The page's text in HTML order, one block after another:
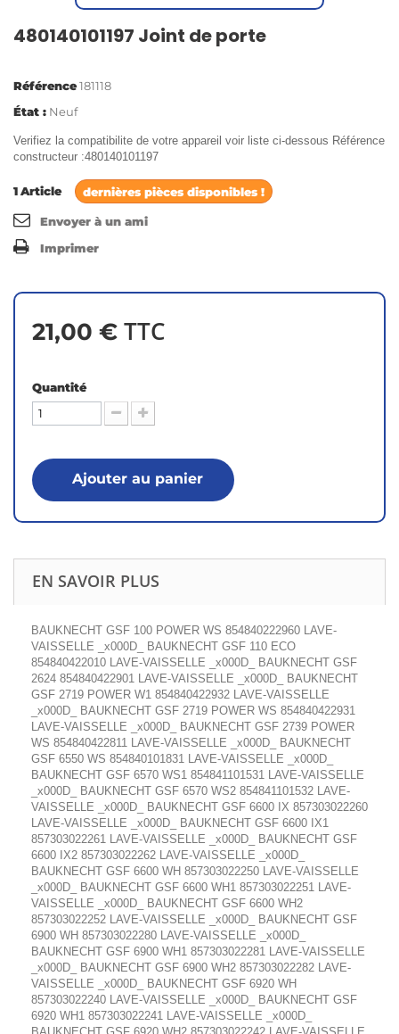
480140101197 Joint de porte
Référence181118
État : Neuf
Verifiez la compatibilite de votre appareil voir liste ci-dessous Référence
constructeur :480140101197
1Article dernières pièces disponibles !
Envoyer à un ami
Imprimer
21,00 € TTC
Quantité
Ajouter au panier
EN SAVOIR PLUS
BAUKNECHT GSF 100 POWER WS 854840222960 LAVE-
VAISSELLE _x000D_ BAUKNECHT GSF 110 ECO
854840422010 LAVE-VAISSELLE _x000D_ BAUKNECHT GSF
2624 854840422901 LAVE-VAISSELLE _x000D_ BAUKNECHT
GSF 2719 POWER W1 854840422932 LAVE-VAISSELLE
_x000D_ BAUKNECHT GSF 2719 POWER WS 854840422931
LAVE-VAISSELLE _x000D_ BAUKNECHT GSF 2739 POWER
WS 854840422811 LAVE-VAISSELLE _x000D_ BAUKNECHT
GSF 6550 WS 854840101831 LAVE-VAISSELLE _x000D_
BAUKNECHT GSF 6570 WS1 854841101531 LAVE-VAISSELLE
_x000D_ BAUKNECHT GSF 6570 WS2 854841101532 LAVE-
VAISSELLE _x000D_ BAUKNECHT GSF 6600 IX 857303022260
LAVE-VAISSELLE _x000D_ BAUKNECHT GSF 6600 IX1
857303022261 LAVE-VAISSELLE _x000D_ BAUKNECHT GSF
6600 IX2 857303022262 LAVE-VAISSELLE _x000D_
BAUKNECHT GSF 6600 WH 857303022250 LAVE-VAISSELLE
_x000D_ BAUKNECHT GSF 6600 WH1 857303022251 LAVE-
VAISSELLE _x000D_ BAUKNECHT GSF 6600 WH2
857303022252 LAVE-VAISSELLE _x000D_ BAUKNECHT GSF
6900 WH 857303022280 LAVE-VAISSELLE _x000D_
BAUKNECHT GSF 6900 WH1 857303022281 LAVE-VAISSELLE
_x000D_ BAUKNECHT GSF 6900 WH2 857303022282 LAVE-
VAISSELLE _x000D_ BAUKNECHT GSF 6920 WH
857303022240 LAVE-VAISSELLE _x000D_ BAUKNECHT GSF
6920 WH1 857303022241 LAVE-VAISSELLE _x000D_